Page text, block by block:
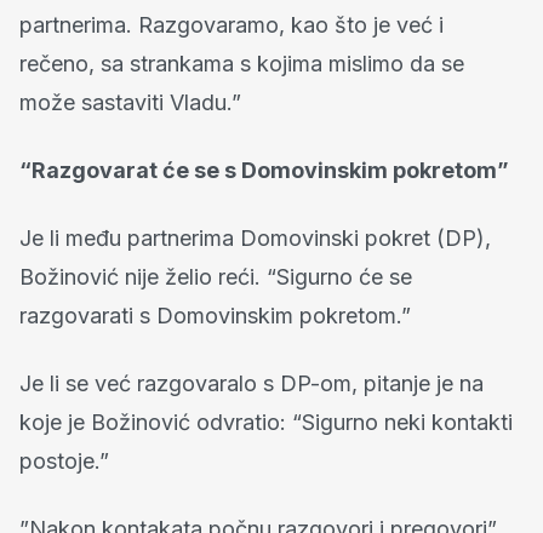
partnerima. Razgovaramo, kao što je već i
rečeno, sa strankama s kojima mislimo da se
može sastaviti Vladu.”
“Razgovarat će se s Domovinskim pokretom”
Je li među partnerima Domovinski pokret (DP),
Božinović nije želio reći. “Sigurno će se
razgovarati s Domovinskim pokretom.”
Je li se već razgovaralo s DP-om, pitanje je na
koje je Božinović odvratio: “Sigurno neki kontakti
postoje.”